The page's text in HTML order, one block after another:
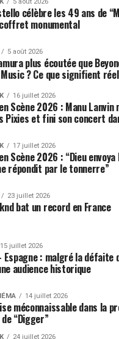
célèbre les 49 ans de
monumental
5 août 2026
plus écoutée que
Music ? Ce que signifient
16 juillet 2026
Scène 2026 : Manu Lanvin
Pixies et fini son concert
17 juillet 2026
Scène 2026 : “Dieu
répondit par le tonnerre”
23 juillet 2026
bat un record en France
15 juillet 2026
Espagne : malgré la défaite
audience historique
14 juillet 2026
méconnaissable dans la
“Digger”
24 juillet 2026